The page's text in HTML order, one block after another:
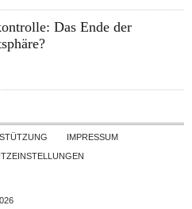
Das Ende der
Skip to contentIMPRESSUM